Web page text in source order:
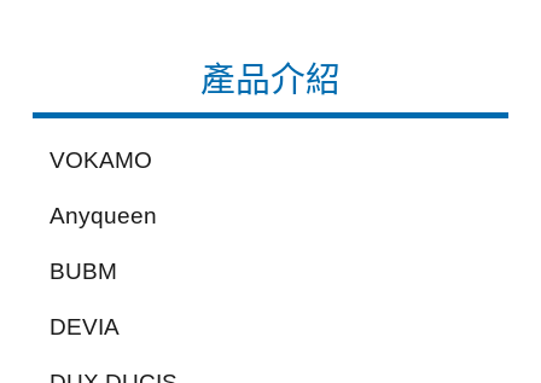
產品介紹
VOKAMO
Anyqueen
BUBM
DEVIA